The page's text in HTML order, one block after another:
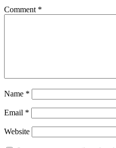
Comment *
Name *
Email *
Website